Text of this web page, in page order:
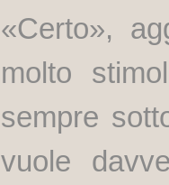
«Certo»,
molto
sempre
vuole